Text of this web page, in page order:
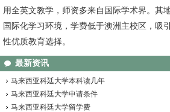
用全英文教学，师资多来自国际学术界。其
国际化学习环境，学费低于澳洲主校区，吸
性优质教育选择。
最新资讯
马来西亚科廷大学本科读几年
马来西亚科廷大学申请条件
马来西亚科廷大学留学费